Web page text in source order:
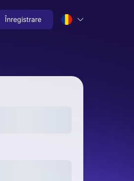
Înregistrare